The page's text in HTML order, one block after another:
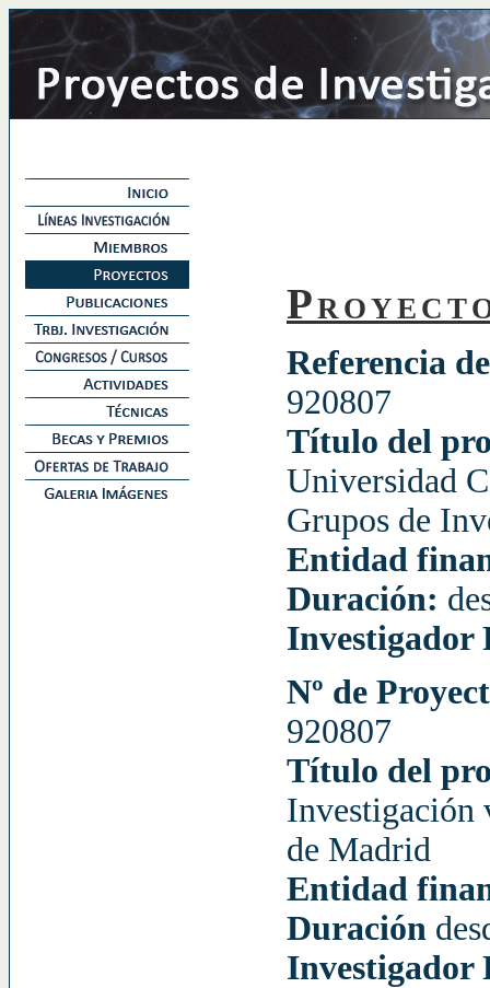
Referencia
920807
Título del
Universidad
Grupos de
Entidad
Duración:
Nº de
920807
Título del
Investigación
de Madrid
Entidad
Duración